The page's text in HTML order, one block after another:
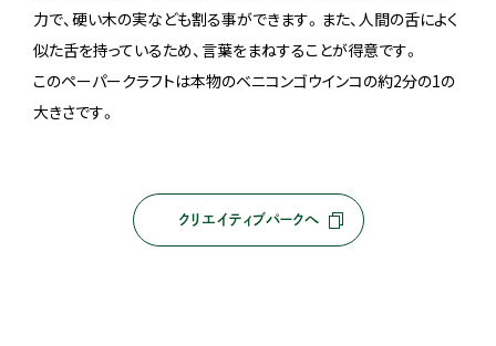
力で、硬い木の実なども割る事ができます。また、人間の舌によく
似た舌を持っているため、言葉をまねすることが得意です。
このペーパークラフトは本物のベニコンゴウインコの約2分の1の
大きさです。
クリエイティブパークへ